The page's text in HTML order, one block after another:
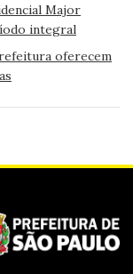
Major
integral
oferecem